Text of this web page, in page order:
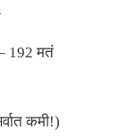
192 मतं
कमी!)